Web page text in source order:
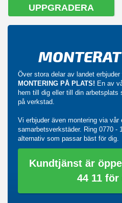
UPPGRADERA
Över stora delar av landet
MONTERING PÅ PLATS! En av
hem till dig eller till din
på verkstad.
Vi erbjuder även montering via vår
samarbetsverkstäder. Ring 0770 -
alternativ som passar bäst för dig.
Kundtjänst är
44 11